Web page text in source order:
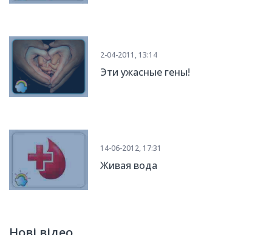
2-04-2011, 13:14
Эти ужасные гены!
14-06-2012, 17:31
Живая вода